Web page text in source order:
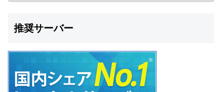
推奨サーバー